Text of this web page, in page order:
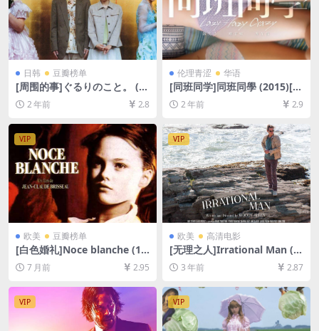
日韩 豆瓣榜单
[周围的事]ぐるりのこと。 (2
008)[百度网盘+夸克网盘1080
P超清未删减资源][网盘在线播
放/下载][MP4/9.2GB][中文字
幕]
2 年前 2.8
伦理青涩 华语
[同班同学]同班同學 (2015)[百
度网盘+夸克网盘1080P超清
未删减资源][网盘下载][MP4/
6.3GB][粤语中字][视频文件
+防和谐加密压缩包]
2 年前 2.9
VIP
欧美 豆瓣榜单
[白色婚礼]Noce blanche (19
89)[百度网盘+夸克网盘1080P
超清未删减资源][网盘在线播
放/下载][MP4/5.5GB][中文字
幕]
7 月前 2.95
VIP
欧美 高清电影
[无理之人]Irrational Man (2
015)[百度网盘+夸克网盘1080
P超清未删减资源][网盘在线播
放/下载][MP4/6GB][中英字
幕]
3 年前 2.87
VIP VIP